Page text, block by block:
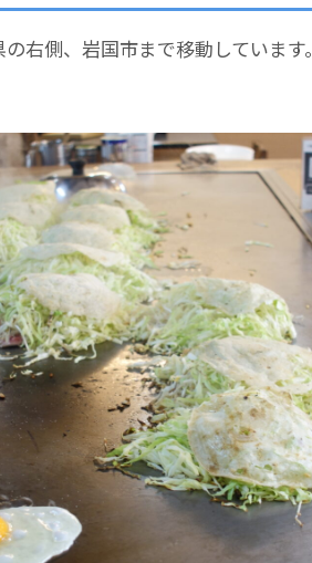
右側、岩国市まで移動しています。